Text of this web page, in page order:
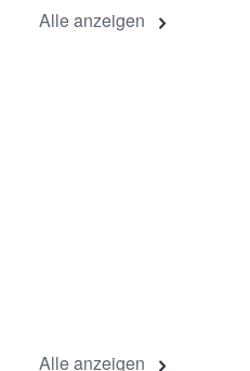
Alle anzeigen
Alle anzeigen